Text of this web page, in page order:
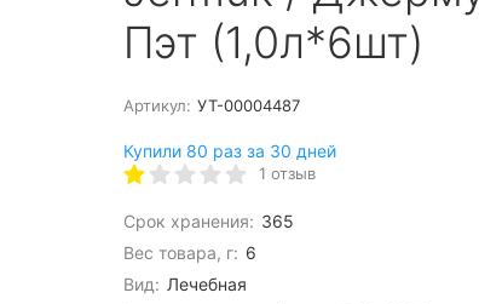
Пэт (1,0л*6шт)
Артикул: УТ-00004487
Купили 80 раз за 30 дней
1 отзыв
Срок хранения: 365
Вес товара, г: 6
Вид: Лечебная